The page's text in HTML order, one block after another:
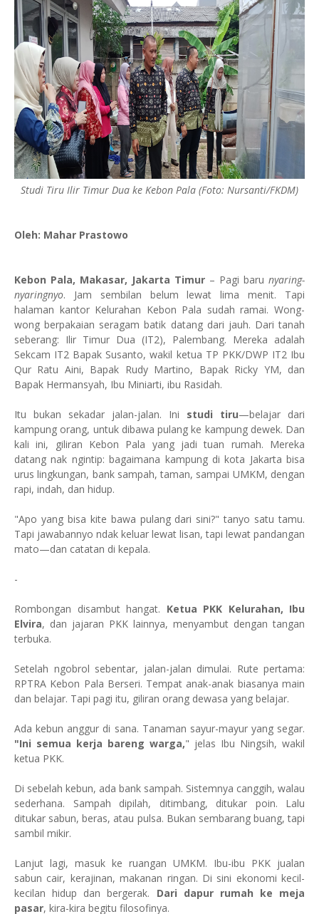
Studi Tiru Ilir Timur Dua ke Kebon Pala (Foto: Nursanti/FKDM)
Oleh: Mahar Prastowo
Kebon Pala, Makasar, Jakarta Timur – Pagi baru nyaring-
nyaringnyo. Jam sembilan belum lewat lima menit. Tapi
halaman kantor Kelurahan Kebon Pala sudah ramai. Wong-
wong berpakaian seragam batik datang dari jauh. Dari tanah
seberang: Ilir Timur Dua (IT2), Palembang. Mereka adalah
Sekcam IT2 Bapak Susanto, wakil ketua TP PKK/DWP IT2 Ibu
Qur Ratu Aini, Bapak Rudy Martino, Bapak Ricky YM, dan
Bapak Hermansyah, Ibu Miniarti, ibu Rasidah.
Itu bukan sekadar jalan-jalan. Ini studi tiru—belajar dari
kampung orang, untuk dibawa pulang ke kampung dewek. Dan
kali ini, giliran Kebon Pala yang jadi tuan rumah. Mereka
datang nak ngintip: bagaimana kampung di kota Jakarta bisa
urus lingkungan, bank sampah, taman, sampai UMKM, dengan
rapi, indah, dan hidup.
"Apo yang bisa kite bawa pulang dari sini?" tanyo satu tamu.
Tapi jawabannyo ndak keluar lewat lisan, tapi lewat pandangan
mato—dan catatan di kepala.
-
Rombongan disambut hangat. Ketua PKK Kelurahan, Ibu
Elvira, dan jajaran PKK lainnya, menyambut dengan tangan
terbuka.
Setelah ngobrol sebentar, jalan-jalan dimulai. Rute pertama:
RPTRA Kebon Pala Berseri. Tempat anak-anak biasanya main
dan belajar. Tapi pagi itu, giliran orang dewasa yang belajar.
Ada kebun anggur di sana. Tanaman sayur-mayur yang segar.
"Ini semua kerja bareng warga," jelas Ibu Ningsih, wakil
ketua PKK.
Di sebelah kebun, ada bank sampah. Sistemnya canggih, walau
sederhana. Sampah dipilah, ditimbang, ditukar poin. Lalu
ditukar sabun, beras, atau pulsa. Bukan sembarang buang, tapi
sambil mikir.
Lanjut lagi, masuk ke ruangan UMKM. Ibu-ibu PKK jualan
sabun cair, kerajinan, makanan ringan. Di sini ekonomi kecil-
kecilan hidup dan bergerak. Dari dapur rumah ke meja
pasar, kira-kira begitu filosofinya.